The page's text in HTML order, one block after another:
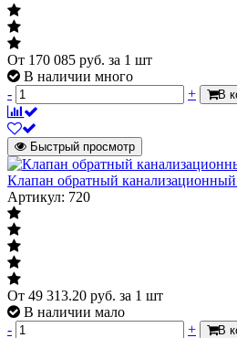
От 170 085 руб. за 1 шт
В наличии много
-
+ В
Быстрый просмотр
Клапан обратный
Артикул: 720
От 49 313.20 руб. за 1 шт
В наличии мало
-
+ В